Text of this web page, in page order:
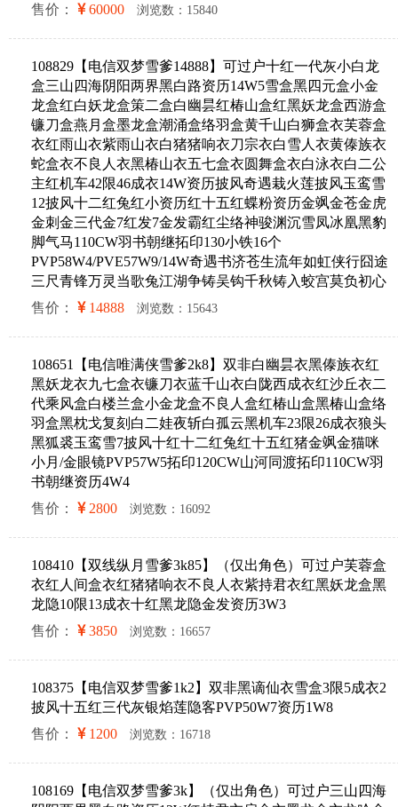
售价：
60000 浏览数：15840
108829【电信双梦雪爹14888】可过户十红一代灰小白龙
盒三山四海阴阳两界黑白路资历14W5雪盒黑四元盒小金
龙盒红白妖龙盒策二盒白幽昙红椿山盒红黑妖龙盒西游盒
镰刀盒燕月盒墨龙盒潮涌盒络羽盒黄千山白狮盒衣芙蓉盒
衣红雨山衣紫雨山衣白猪猪响衣刀宗衣白雪人衣黄傣族衣
蛇盒衣不良人衣黑椿山衣五七盒衣圆舞盒衣白泳衣白二公
主红机车42限46成衣14W资历披风奇遇栽火莲披风玉鸾雪
12披风十二红兔红小资历红十五红蝶粉资历金飒金苍金虎
金刺金三代金7红发7金发霸红尘络神骏渊沉雪凤冰凰黑豹
脚气马110CW羽书朝继拓印130小铁16个
PVP58W4/PVE57W9/14W奇遇书济苍生流年如虹侠行囧途
三尺青锋万灵当歌兔江湖争铸吴钩千秋铸入蛟宫莫负初心
售价：
14888 浏览数：15643
108651【电信唯满侠雪爹2k8】双非白幽昙衣黑傣族衣红
黑妖龙衣九七盒衣镰刀衣蓝千山衣白陇西成衣红沙丘衣二
代乘风盒白楼兰盒小金龙盒不良人盒红椿山盒黑椿山盒络
羽盒黑枕戈复刻白二娃夜斩白孤云黑机车23限26成衣狼头
黑狐裘玉鸾雪7披风十红十二红兔红十五红猪金飒金猫咪
小月/金眼镜PVP57W5拓印120CW山河同渡拓印110CW羽
书朝继资历4W4
售价：
2800 浏览数：16092
108410【双线纵月雪爹3k85】（仅出角色）可过户芙蓉盒
衣红人间盒衣红猪猪响衣不良人衣紫持君衣红黑妖龙盒黑
龙隐10限13成衣十红黑龙隐金发资历3W3
售价：
3850 浏览数：16657
108375【电信双梦雪爹1k2】双非黑谪仙衣雪盒3限5成衣2
披风十五红三代灰银焰莲隐客PVP50W7资历1W8
售价：
1200 浏览数：16718
108169【电信双梦雪爹3k】（仅出角色）可过户三山四海